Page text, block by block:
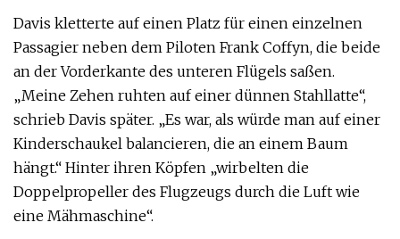
Davis kletterte auf einen Platz für einen einzelnen
Passagier neben dem Piloten Frank Coffyn, die beide
an der Vorderkante des unteren Flügels saßen.
„Meine Zehen ruhten auf einer dünnen Stahllatte“,
schrieb Davis später. „Es war, als würde man auf einer
Kinderschaukel balancieren, die an einem Baum
hängt.“ Hinter ihren Köpfen „wirbelten die
Doppelpropeller des Flugzeugs durch die Luft wie
eine Mähmaschine“.